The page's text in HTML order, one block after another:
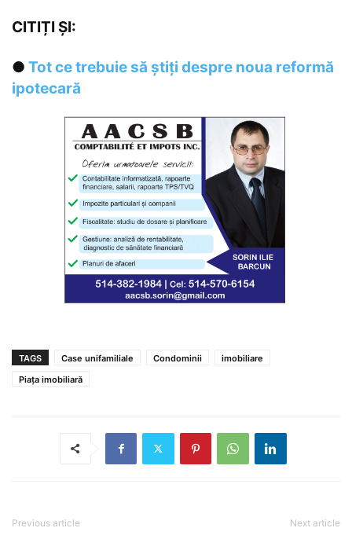
CITIȚI ȘI:
● Tot ce trebuie să știți despre noua reformă
ipotecară
TAGS Case unifamiliale Condominii
imobiliare
Piața imobiliară
Previous article Next article